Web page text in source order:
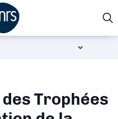
Trophées